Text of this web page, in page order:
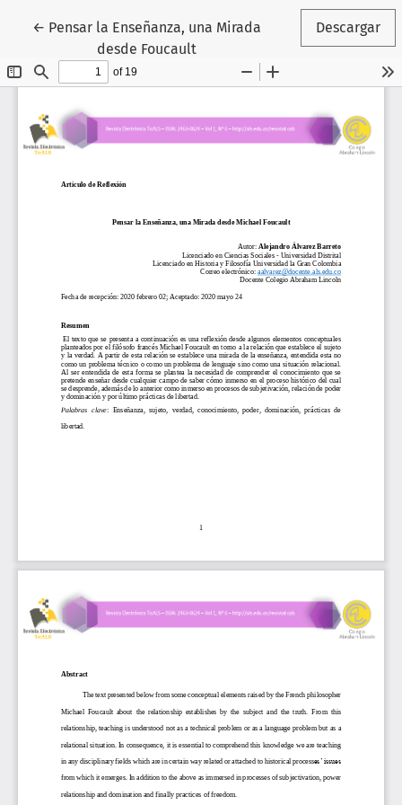
← Volver a los detalles del artículo
Pensar la Enseñanza, una Mirada
desde Foucault
Descargar